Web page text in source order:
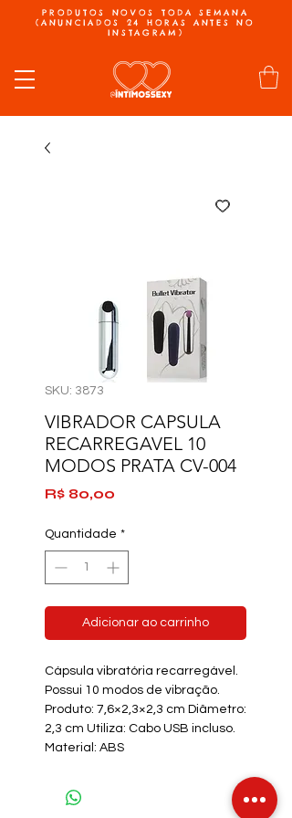
PRODUTOS NOVOS TODA SEMANA
(ANUNCIADOS 24 HORAS ANTES NO
INSTAGRAM)
SKU: 3873
VIBRADOR CAPSULA
RECARREGAVEL 10
MODOS PRATA CV-004
R$ 80,00
Quantidade *
Adicionar ao carrinho
Cápsula vibratória recarregável.
Possui 10 modos de vibração.
Produto: 7,6×2,3×2,3 cm Diâmetro:
2,3 cm Utiliza: Cabo USB incluso.
Material: ABS